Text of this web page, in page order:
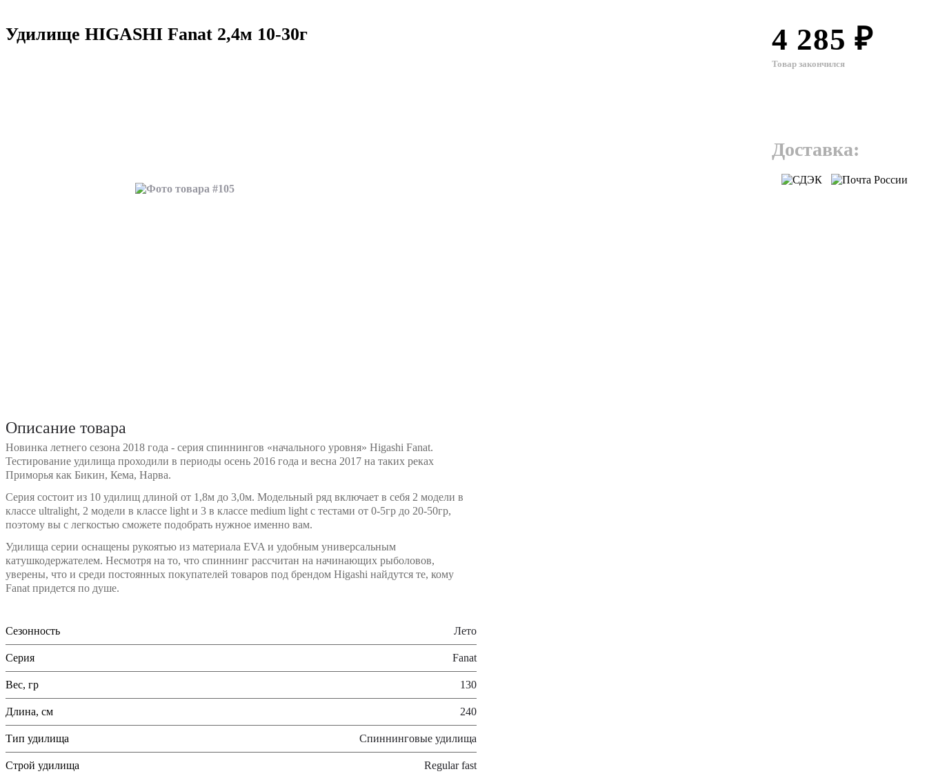
Удилище HIGASHI Fanat 2,4м 10-30г 4 285 ₽
Товар закончился
Доставка:
Описание товара
Новинка летнего сезона 2018 года - серия спиннингов «начального уровня» Higashi Fanat.
Тестирование удилища проходили в периоды осень 2016 года и весна 2017 на таких реках
Приморья как Бикин, Кема, Нарва.
Серия состоит из 10 удилищ длиной от 1,8м до 3,0м. Модельный ряд включает в себя 2 модели в
классе ultralight, 2 модели в классе light и 3 в классе medium light с тестами от 0-5гр до 20-50гр,
поэтому вы с легкостью сможете подобрать нужное именно вам.
Удилища серии оснащены рукоятью из материала EVA и удобным универсальным
катушкодержателем. Несмотря на то, что спиннинг рассчитан на начинающих рыболовов,
уверены, что и среди постоянных покупателей товаров под брендом Higashi найдутся те, кому
Fanat придется по душе.
Сезонность Лето
Серия Fanat
Вес, гр 130
Длина, см 240
Тип удилища Спиннинговые удилища
Строй удилища Regular fast